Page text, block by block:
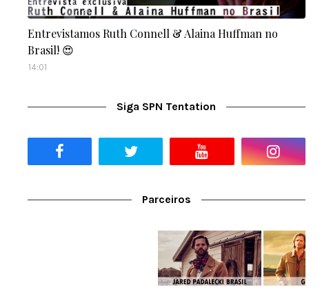
Entrevistamos Ruth Connell & Alaina Huffman no
Brasil! 😍
14:01
Siga SPN Tentation
Parceiros